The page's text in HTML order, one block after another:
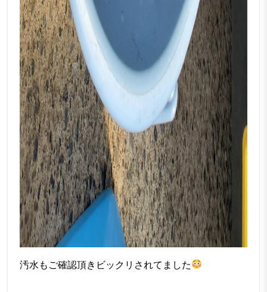
汚水もご確認頂きビックリされてました